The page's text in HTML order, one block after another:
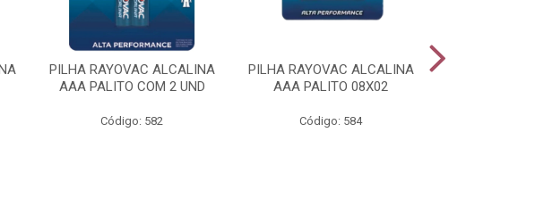
PILHA RAYOVAC ALCALINA
AAA PALITO COM 2 UND
Código: 582
PILHA RAYOVAC ALCALINA
AAA PALITO 08X02
Código: 584